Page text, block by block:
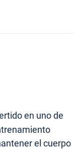
en uno de
el cuerpo